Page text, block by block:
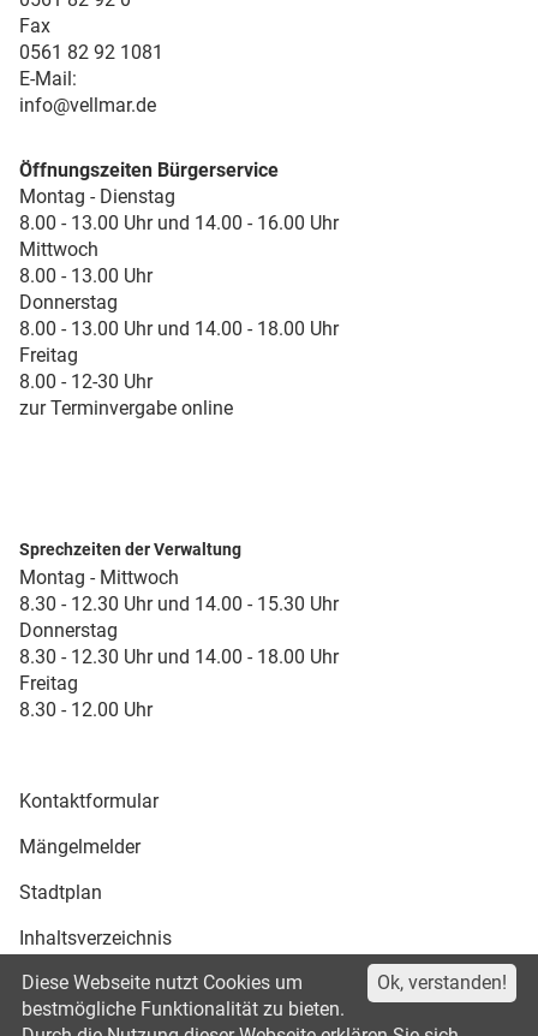
Fax
0561 82 92 1081
E-Mail:
info@vellmar.de
Öffnungszeiten Bürgerservice
Montag - Dienstag
8.00 - 13.00 Uhr und 14.00 - 16.00 Uhr
Mittwoch
8.00 - 13.00 Uhr
Donnerstag
8.00 - 13.00 Uhr und 14.00 - 18.00 Uhr
Freitag
8.00 - 12-30 Uhr
zur Terminvergabe online
Sprechzeiten der Verwaltung
Montag - Mittwoch
8.30 - 12.30 Uhr und 14.00 - 15.30 Uhr
Donnerstag
8.30 - 12.30 Uhr und 14.00 - 18.00 Uhr
Freitag
8.30 - 12.00 Uhr
Kontaktformular
Mängelmelder
Stadtplan
Inhaltsverzeichnis
Druckansicht
Ok, verstanden!
Diese Webseite nutzt Cookies um
bestmögliche Funktionalität zu bieten.